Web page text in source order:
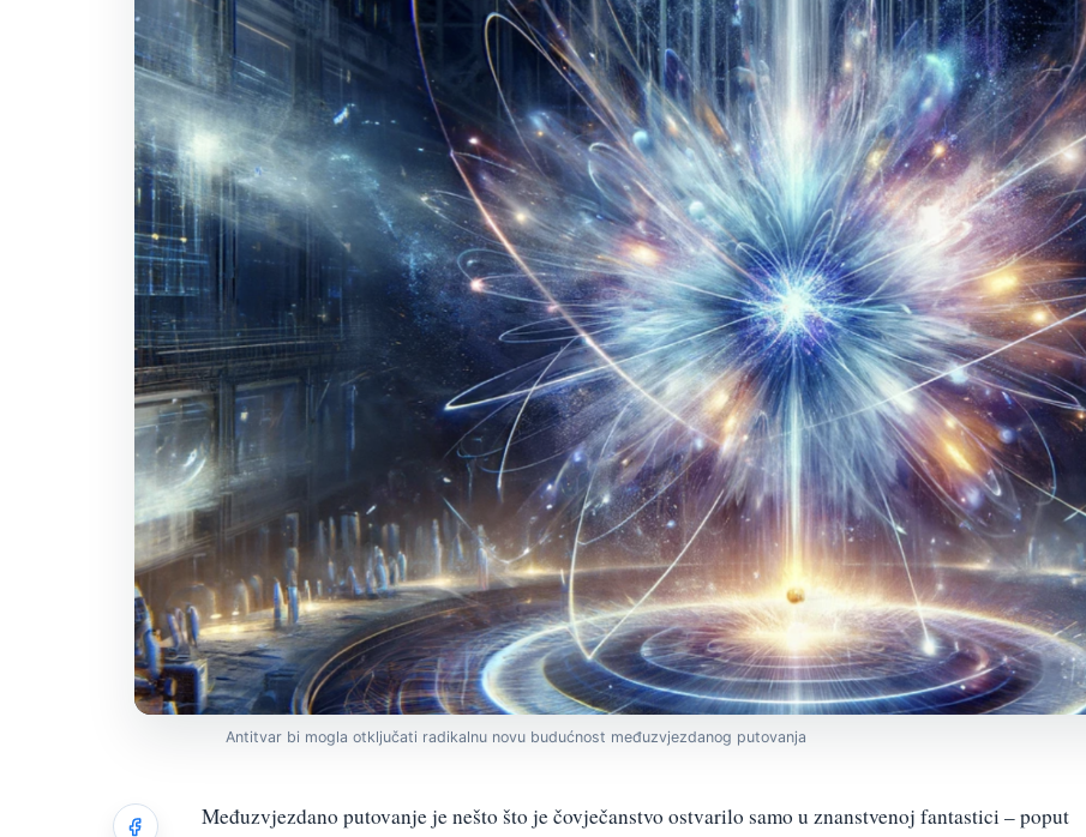
Antitvar bi mogla otključati radikalnu novu budućnost međuzvjezdanog putovanja
Međuzvjezdano putovanje je nešto što je čovječanstvo ostvarilo samo u znanstvenoj fantastici – poput